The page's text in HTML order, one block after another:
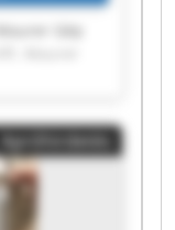
Kft.
Maurer
Kft.
Gép
Apróhirdetés